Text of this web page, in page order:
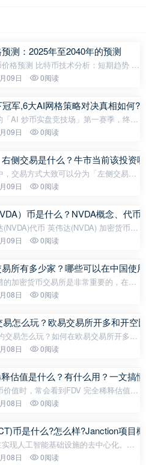
测：2025年至2040年的预测
格预测 比特币技术分析：短期趋势 据
析师John称，比特币目前交易价格为
标显示看跌信号，柱状
09日 0阅读
军,6大AI网格策略对决真相如何
「AI 炒币实盘竞技场」第一赛季，终于
月 4 日早上 6 点收官，吊足了币圈、
09日 0阅读
侧交易是什么？牛市当前该投资
，交易方式大致可以分为「左侧交易」
，这两种策略在投资者的交易决策中
适合的策略能够有
09日 0阅读
）币是什么？NVDA概念、代币
(NVDA)代币 英伟达(NVDA) 加密货币是
起的模因代币 ，它借用了全球知名半
公司 没有官方
09日 0阅读
所有多少家？哪些可以在中国使
的加密货币交易所是非常重要的，在中
交易所安全靠谱你？加密货币交易所
产的平台。随着加
08日 0阅读
怎么玩？欧易交易所开多和开空
交易怎么玩？如何在欧易交易所开多或
其实欧易合约是一个允许你根据市场
利用杠杆对价格涨跌
08日 0阅读
估值是什么？有什么用？一文搞
价值时，常会看到FDV 完全稀释估值这
是什么？是指加密货币的市值吗？
以及查询FDV 的方式，
08日 0阅读
币是什么?怎么样?Janction项目
现人工智能基础设施的去中心化。
是普及人工智能计算资源，它正迅速
08日 0阅读